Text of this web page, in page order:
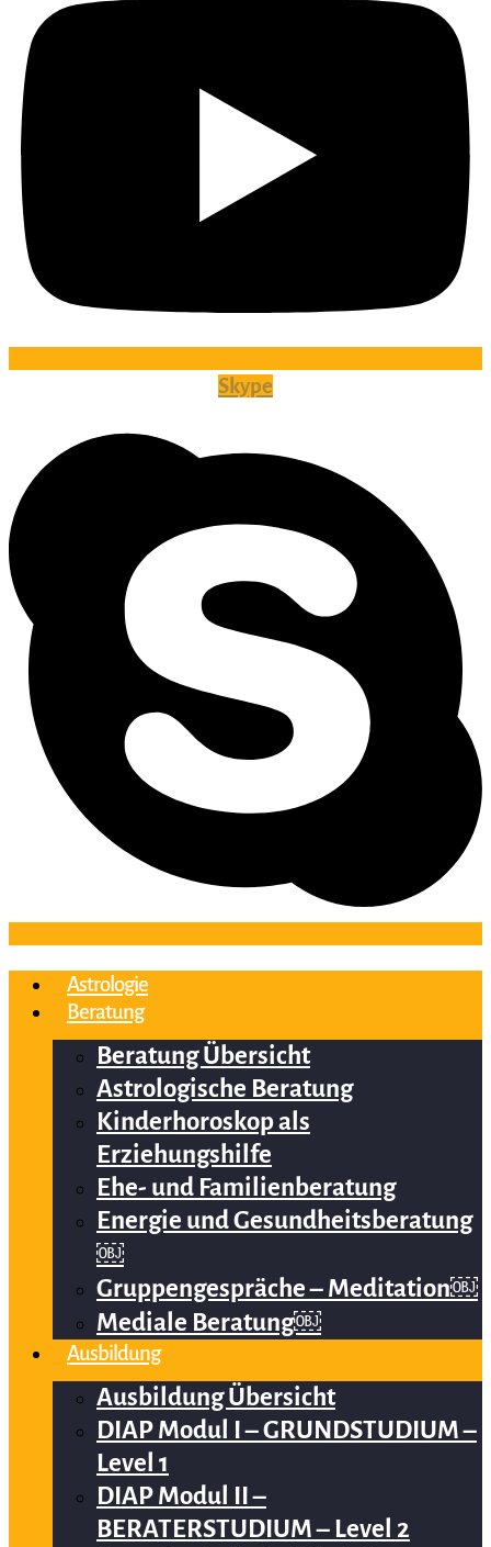
Skype
Astrologie
Beratung
Beratung Übersicht
Astrologische Beratung
Kinderhoroskop als
Erziehungshilfe
Ehe- und Familienberatung
Energie und Gesundheitsberatung
￼
Gruppengespräche – Meditation￼
Mediale Beratung￼
Ausbildung
Ausbildung Übersicht
DIAP Modul I – GRUNDSTUDIUM –
Level 1
DIAP Modul II –
BERATERSTUDIUM – Level 2